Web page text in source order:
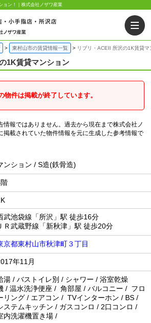
ョン！｜株式会社ノザワ産業
東村山市の賃貸情報一覧 リブリ・ACEII 所沢の1K賃貸マ
1K賃貸マンション
物件は掲載が終了しています。
報ではありません。過去から現在まで株式会社ノ
掲載されていた物件情報を元に生成した参考情報で
ンション / S造(鉄骨造)
武池袋線「所沢」駅 徒歩16分
ＪＲ武蔵野線「新秋津」駅 徒歩20分
京都東村山市秋津町３丁目
年11月
湯 / バストイレ別 / シャワー / 浴室乾燥
/ 温水洗浄便座 / 角部屋 / バルコニー / フロ
リング / エアコン / TVインターホン / BS /
ステムキッチン / ガスコンロ / 2口コンロ /
内洗濯機置き場 /